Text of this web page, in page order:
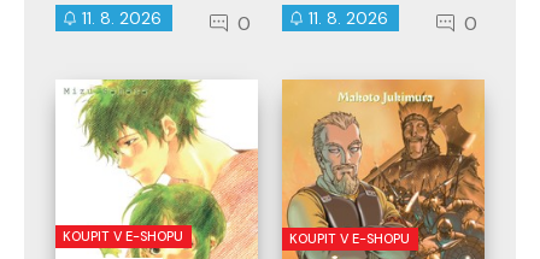
11. 8. 2026 0 11. 8. 2026 0
KOUPIT V E-SHOPU
KOUPIT V E-SHOPU